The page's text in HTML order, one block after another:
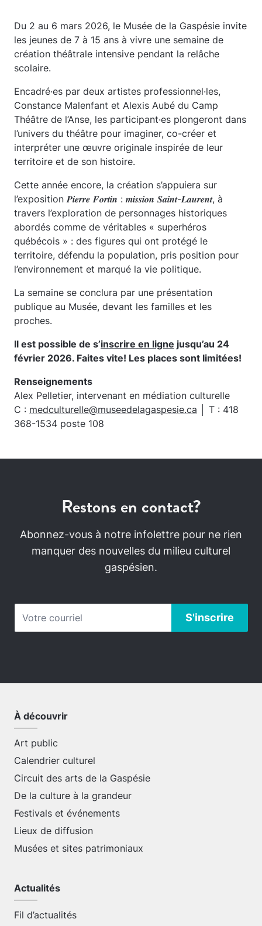
Du 2 au 6 mars 2026, le Musée de la Gaspésie invite
les jeunes de 7 à 15 ans à vivre une semaine de
création théâtrale intensive pendant la relâche
scolaire.
Encadré·es par deux artistes professionnel·les,
Constance Malenfant et Alexis Aubé du Camp
Théâtre de l’Anse, les participant·es plongeront dans
l’univers du théâtre pour imaginer, co-créer et
interpréter une œuvre originale inspirée de leur
territoire et de son histoire.
Cette année encore, la création s’appuiera sur
l’exposition 𝑷𝒊𝒆𝒓𝒓𝒆 𝑭𝒐𝒓𝒕𝒊𝒏 : 𝒎𝒊𝒔𝒔𝒊𝒐𝒏 𝑺𝒂𝒊𝒏𝒕-𝑳𝒂𝒖𝒓𝒆𝒏𝒕, à
travers l’exploration de personnages historiques
abordés comme de véritables « superhéros
québécois » : des figures qui ont protégé le
territoire, défendu la population, pris position pour
l’environnement et marqué la vie politique.
La semaine se conclura par une présentation
publique au Musée, devant les familles et les
proches.
Il est possible de s’inscrire en ligne jusqu’au 24
février 2026. Faites vite! Les places sont limitées!
Renseignements
Alex Pelletier, intervenant en médiation culturelle
C : medculturelle@museedelagaspesie.ca │ T : 418
368-1534 poste 108
Restons en contact?
Abonnez-vous à notre infolettre pour ne rien
manquer des nouvelles du milieu culturel
gaspésien.
À découvrir
Art public
Calendrier culturel
Circuit des arts de la Gaspésie
De la culture à la grandeur
Festivals et événements
Lieux de diffusion
Musées et sites patrimoniaux
Actualités
Fil d’actualités